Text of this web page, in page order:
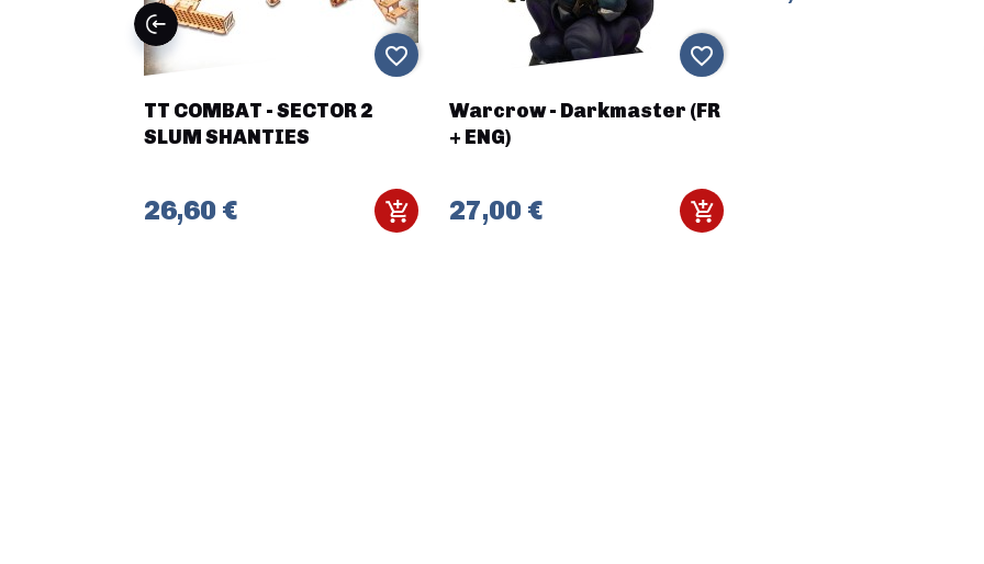
TT COMBAT - SECTOR 2
SLUM SHANTIES
26,60 €
favorite_border
Warcrow - Darkmaster (FR
+ ENG)
27,00 €
favorite_border